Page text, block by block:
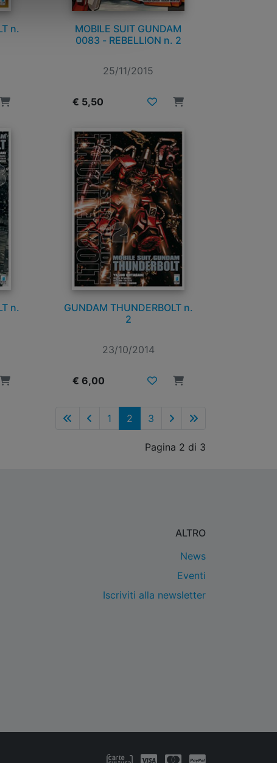
n.
MOBILE SUIT GUNDAM
0083 - REBELLION n. 2
25/11/2015
€ 5,50
n.
GUNDAM THUNDERBOLT n.
2
23/10/2014
€ 6,00
1 2 3
Pagina 2 di 3
ALTRO
News
Eventi
Iscriviti alla newsletter